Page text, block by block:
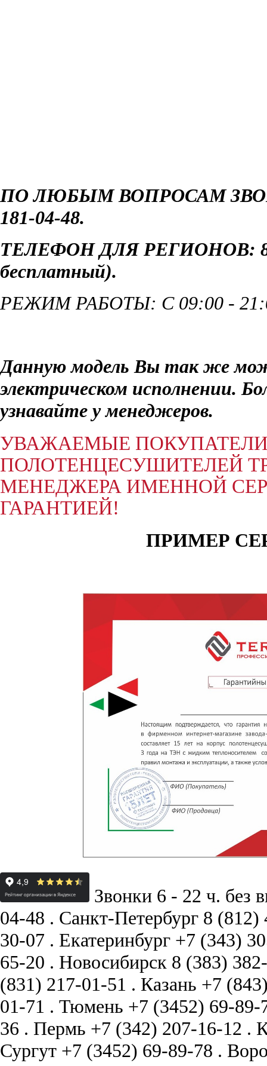
ПО ЛЮБЫМ ВОПРОСАМ
181-04-48.
ТЕЛЕФОН ДЛЯ РЕГИОНОВ: 8
бесплатный).
РЕЖИМ РАБОТЫ: С 09:00 -
Данную модель Вы так же
электрическом исполнении.
узнавайте у менеджеров.
УВАЖАЕМЫЕ
ПОЛОТЕНЦЕСУШИТЕЛЕЙ
МЕНЕДЖЕРА ИМЕННОЙ
ГАРАНТИЕЙ!
ПРИМЕР
Звонки 6 - 22 ч. без
04-48 . Санкт-Петербург 8 (812)
30-07 . Екатеринбург +7 (343)
65-20 . Новосибирск 8 (383)
(831) 217-01-51 . Казань +7
01-71 . Тюмень +7 (3452) 69-89-
36 . Пермь +7 (342) 207-16-12 .
Сургут +7 (3452) 69-89-78 .